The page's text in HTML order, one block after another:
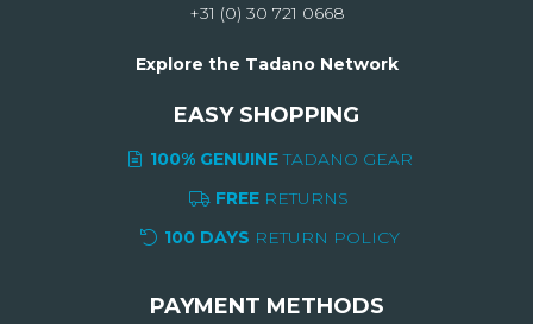
+31 (0) 30 721 0668
Explore the Tadano Network
EASY SHOPPING
100% GENUINETADANO GEAR
FREERETURNS
100 DAYS RETURN POLICY
PAYMENT METHODS